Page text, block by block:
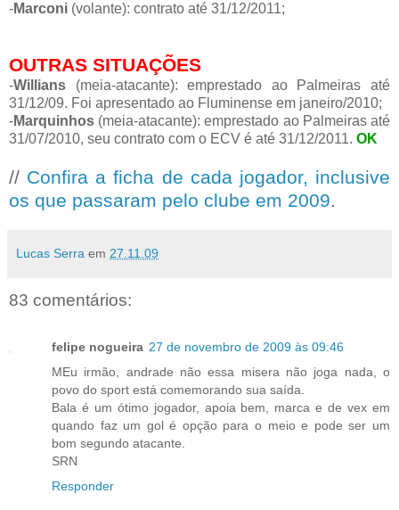
-Marconi (volante): contrato até 31/12/2011;
OUTRAS SITUAÇÕES
-Willians (meia-atacante): emprestado ao Palmeiras até
31/12/09. Foi apresentado ao Fluminense em janeiro/2010;
-Marquinhos (meia-atacante): emprestado ao Palmeiras até
31/07/2010, seu contrato com o ECV é até 31/12/2011. OK
// Confira a ficha de cada jogador, inclusive
os que passaram pelo clube em 2009.
Lucas Serra em 27.11.09
83 comentários:
felipe nogueira 27 de novembro de 2009 às 09:46
MEu irmão, andrade não essa misera não joga nada, o
povo do sport está comemorando sua saída.
Bala é um ótimo jogador, apoia bem, marca e de vex em
quando faz um gol é opção para o meio e pode ser um
bom segundo atacante.
SRN
Responder